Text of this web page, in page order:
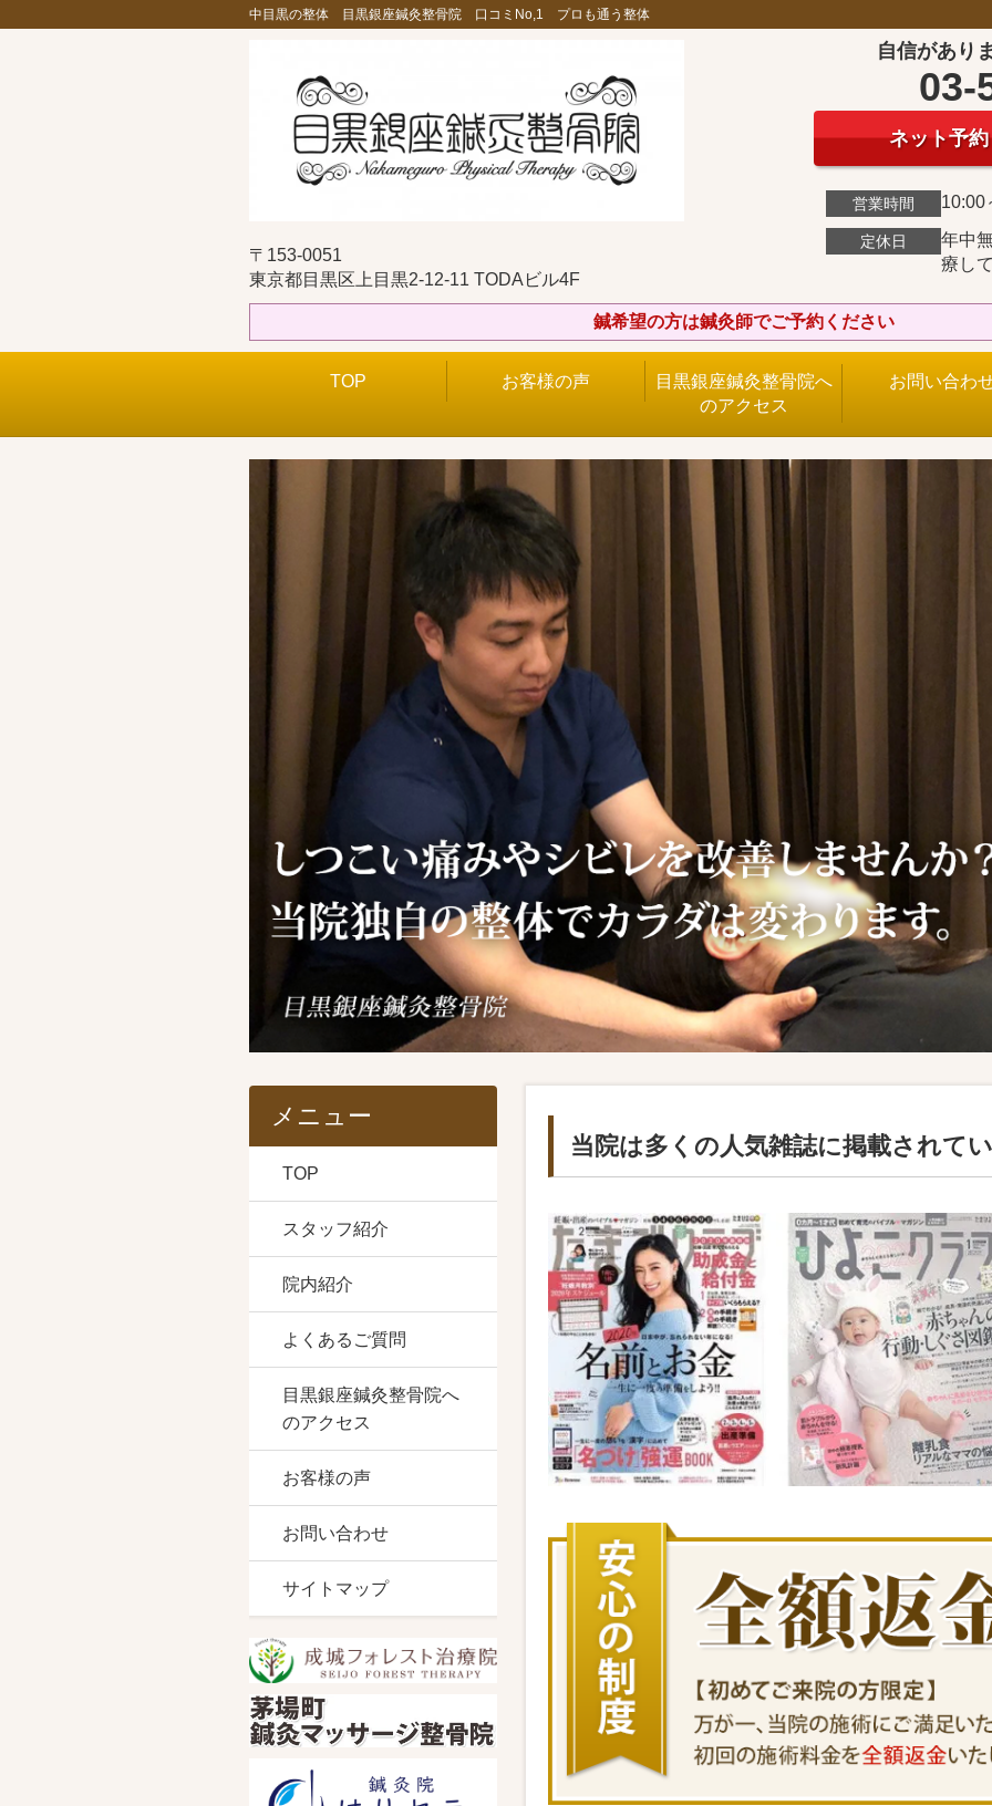
中目黒の整体 目黒銀座鍼灸整骨院 口コミNo,1 プロも通う整体
〒153-0051
東京都目黒区上目黒2-12-11 TODAビル4F
自信があり
03-
ネット予約
営業時間 10:00
定休日
年中
療し
鍼希望の方は鍼灸師でご予約ください
TOP お客様の声
目黒銀座鍼灸整骨院へ
のアクセス
お問い合わ
当院は多くの人気雑誌に掲載されて
メニュー
TOP
スタッフ紹介
院内紹介
よくあるご質問
目黒銀座鍼灸整骨院へ
のアクセス
お客様の声
お問い合わせ
サイトマップ